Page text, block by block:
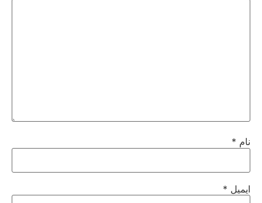
نام *
ایمیل *